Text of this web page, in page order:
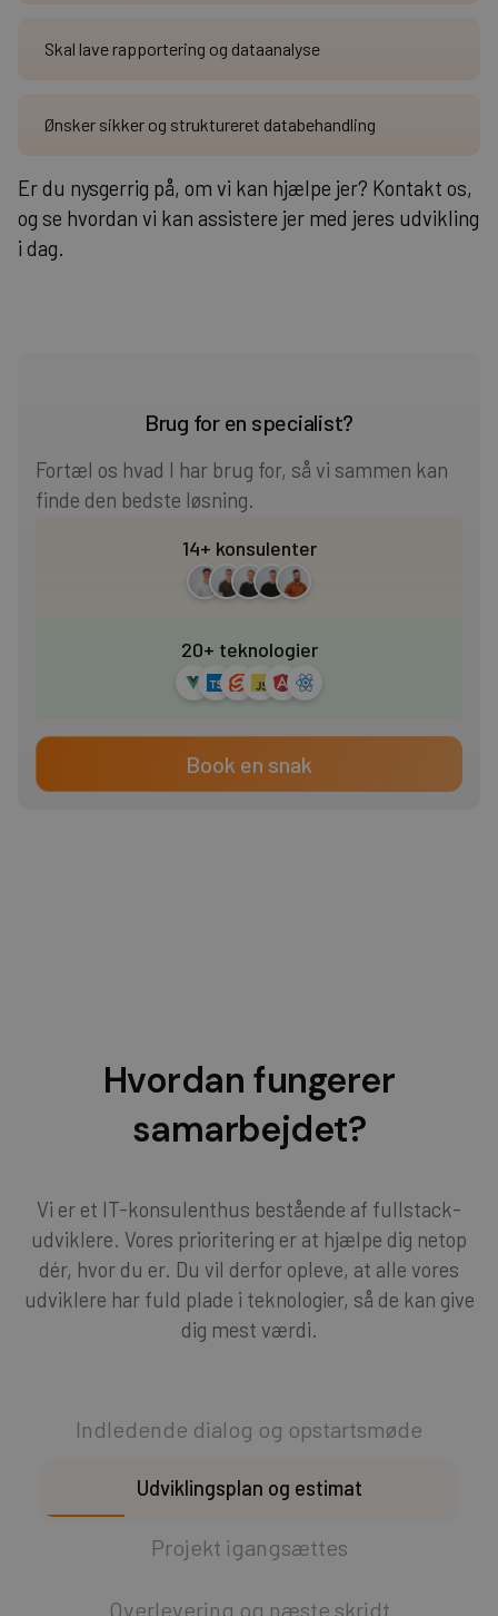
Skal lave rapportering og dataanalyse
Ønsker sikker og struktureret databehandling
Er du nysgerrig på, om vi kan hjælpe jer? Kontakt os,
og se hvordan vi kan assistere jer med jeres udvikling
i dag.
Brug for en specialist?
Fortæl os hvad I har brug for, så vi sammen kan
finde den bedste løsning.
14+ konsulenter
20+ teknologier
Book en snak
Hvordan fungerer
samarbejdet?
Vi er et IT-konsulenthus bestående af fullstack-
udviklere. Vores prioritering er at hjælpe dig netop
dér, hvor du er. Du vil derfor opleve, at alle vores
udviklere har fuld plade i teknologier, så de kan give
dig mest værdi.
Indledende dialog og opstartsmøde
Udviklingsplan og estimat
Projekt igangsættes
Overlevering og næste skridt